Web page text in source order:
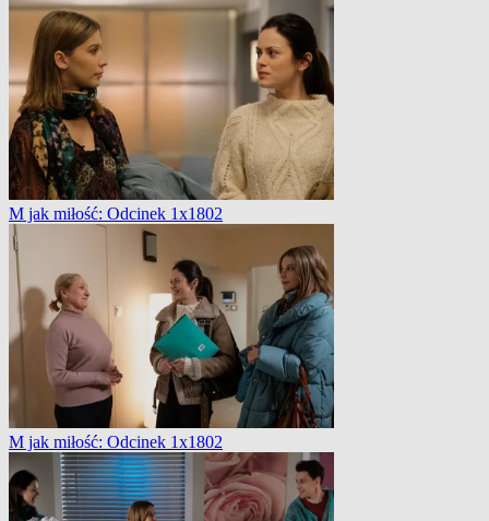
M jak miłość: Odcinek 1x1802
M jak miłość: Odcinek 1x1802